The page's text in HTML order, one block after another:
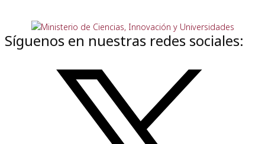
Síguenos en nuestras redes sociales: